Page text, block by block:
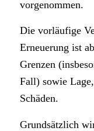
vorgenommen.
Die vorläufige
Erneuerung ist
Grenzen
Fall) sowie
Schäden.
Grundsätzlich